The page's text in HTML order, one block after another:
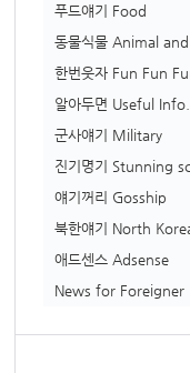
푸드얘기 Food
동물식물 Animal
한번웃자 Fun Fun
알아두면 Useful Info.
군사얘기 Military
진기명기 Stunning
얘기꺼리 Gosship
북한얘기 North
애드센스 Adsense
News for Foreigner